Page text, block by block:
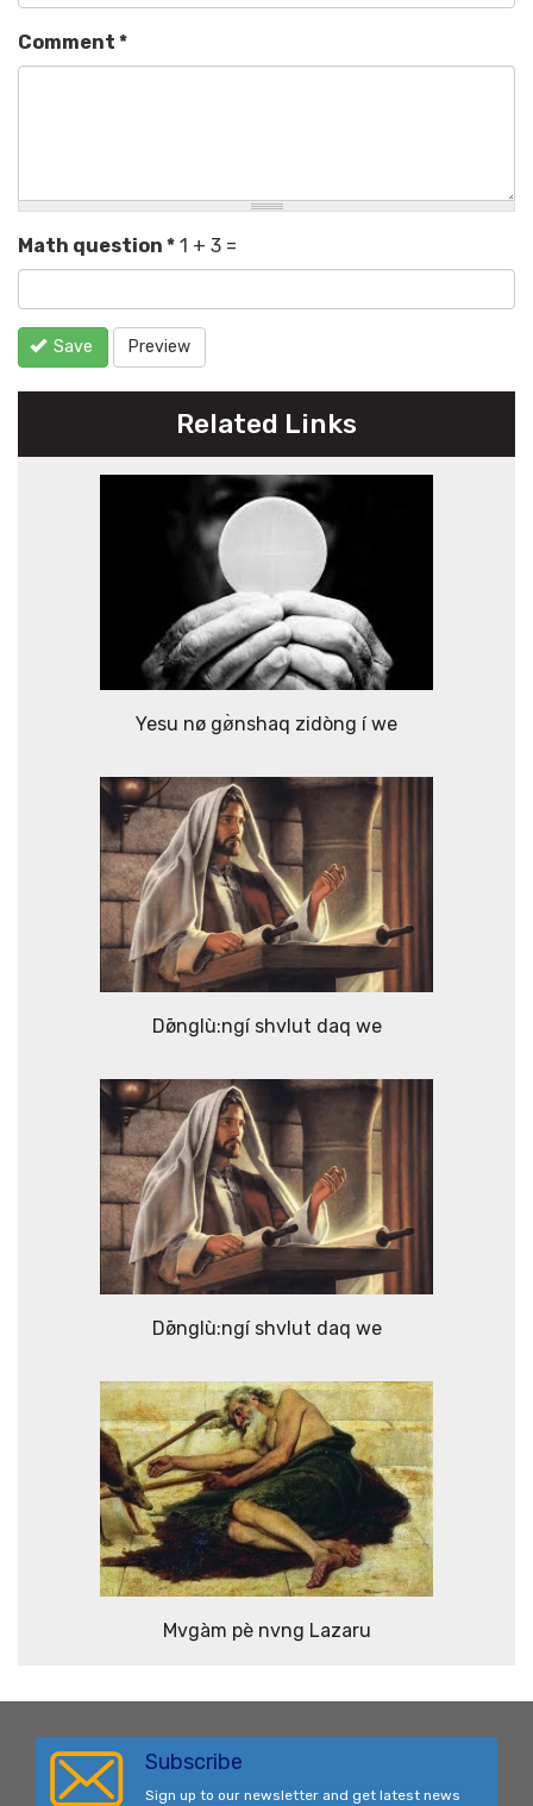
Comment *
Math question * 1 + 3 =
Save Preview
Related Links
Yesu nø gø̀nshaq zidòng í we
Dø̄nglù:ngí shvlut daq we
Dø̄nglù:ngí shvlut daq we
Mvgàm pè nvng Lazaru
Subscribe
Sign up to our newsletter and get latest news